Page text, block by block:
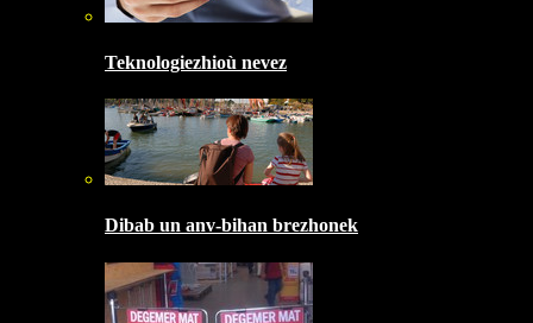
Teknologiezhioù nevez
Dibab un anv-bihan brezhonek